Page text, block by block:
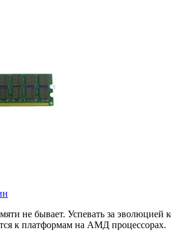
не бывает. Успевать за
к платформам на АМД процессорах.